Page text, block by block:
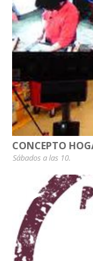
CONCEPTO
Sábados a las 10.